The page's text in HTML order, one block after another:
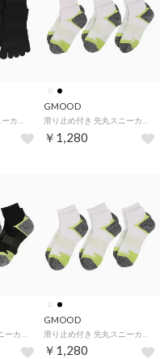
5指滑り止め付き スニーカー丈 メンズ レディース 3Pソックス スポーツ 靴下 （ブラック）
GMOOD
滑り止め付き 先丸スニーカー丈 メンズ レディース 底パイル 3Pソックス スポーツ 靴下 （ホワイト）
￥1,280
GMOOD
￥1,280